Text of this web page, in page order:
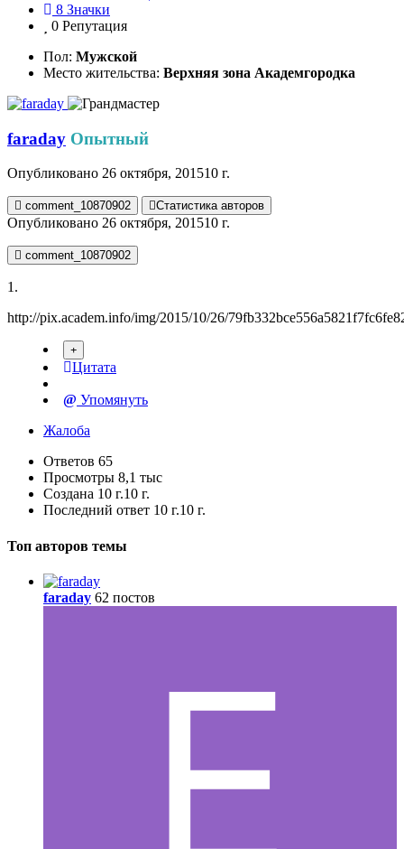
8 Значки
0 Репутация
Пол: Мужской
Место жительства: Верхняя зона Академгородка
faraday Опытный
Опубликовано 26 октября, 201510 г.
comment_10870902 Статистика авторов
Опубликовано 26 октября, 201510 г.
comment_10870902
1.
http://pix.academ.info/img/2015/10/26/
Цитата
Упомянуть
Жалоба
Ответов 65
Просмотры 8,1 тыс
Создана 10 г.10 г.
Последний ответ 10 г.10 г.
Топ авторов темы
faraday 62 постов